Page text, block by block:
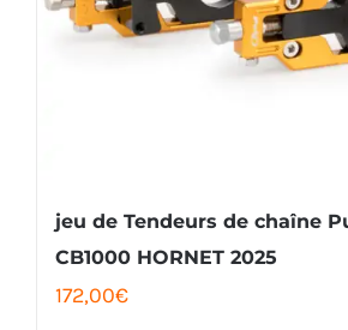
jeu de Tendeurs de chaîne
CB1000 HORNET 2025
172,00€